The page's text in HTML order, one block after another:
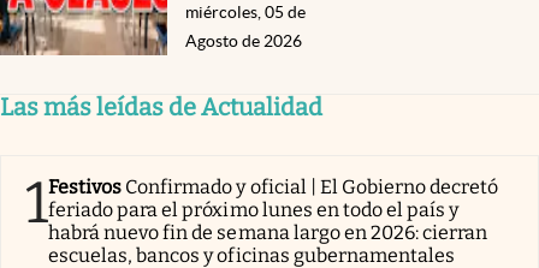
miércoles, 05 de
Agosto de 2026
Las más leídas de Actualidad
1Festivos Confirmado y oficial | El Gobierno decretó
feriado para el próximo lunes en todo el país y
habrá nuevo fin de semana largo en 2026: cierran
escuelas, bancos y oficinas gubernamentales